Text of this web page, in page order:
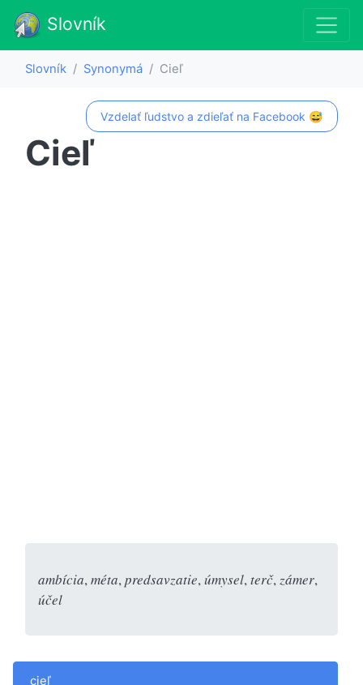
Slovník
Slovník Synonymá Cieľ
Vzdelať ľudstvo a zdieľať na Facebook 😅
Cieľ
ambícia, méta, predsavzatie, úmysel, terč, zámer,
účel
cieľ